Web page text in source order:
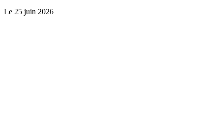
Le 25 juin 2026